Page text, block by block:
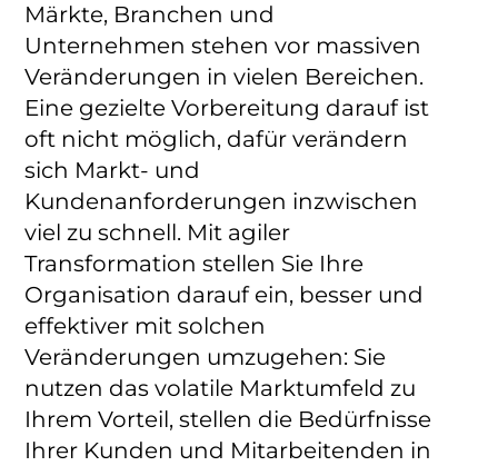
Märkte, Branchen und
Unternehmen stehen vor massiven
Veränderungen in vielen Bereichen.
Eine gezielte Vorbereitung darauf ist
oft nicht möglich, dafür verändern
sich Markt- und
Kundenanforderungen inzwischen
viel zu schnell. Mit agiler
Transformation stellen Sie Ihre
Organisation darauf ein, besser und
effektiver mit solchen
Veränderungen umzugehen: Sie
nutzen das volatile Marktumfeld zu
Ihrem Vorteil, stellen die Bedürfnisse
Ihrer Kunden und Mitarbeitenden in